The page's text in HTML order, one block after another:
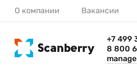
О компании Вакансии
+7 499
8 800